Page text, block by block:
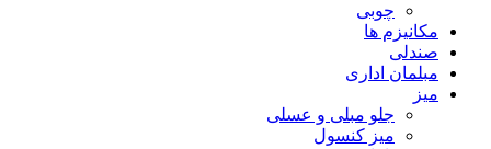
چوبی
مکانیزم ها
صندلی
مبلمان اداری
میز
جلو مبلی و عسلی
میز کنسول